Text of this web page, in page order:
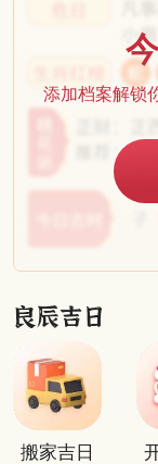
添加档案解锁
搬家吉日